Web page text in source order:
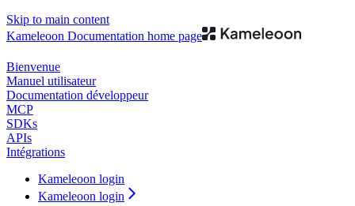
Skip to main content
Kameleoon Documentation home page
Bienvenue
Manuel utilisateur
Documentation développeur
MCP
SDKs
APIs
Intégrations
Kameleoon login
Kameleoon login